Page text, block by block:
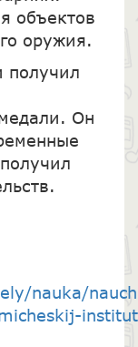
объектов
оружия.
получил
Он
nauka/
institut